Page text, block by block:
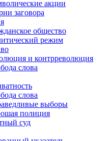
акции
заговора
общество
режим
и контрреволюция
слова
слова
выборы
полиция
суд